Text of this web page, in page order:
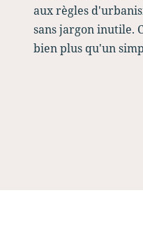
aux règles
sans jargon inutile.
bien plus qu'un